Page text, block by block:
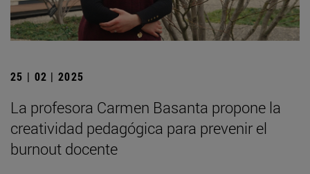
25 | 02 | 2025
La profesora Carmen Basanta propone la
creatividad pedagógica para prevenir el
burnout docente